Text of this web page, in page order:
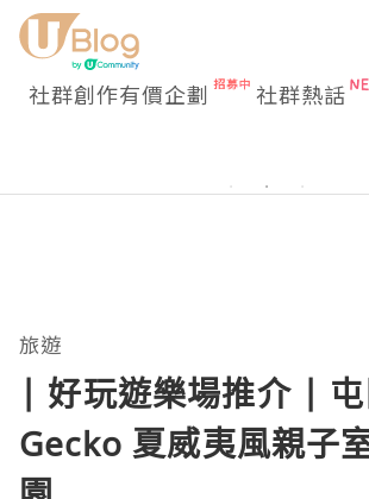
社群創作有價企劃 社群熱話
旅遊
| 好玩遊樂場推介 |
Gecko 夏威夷風親子